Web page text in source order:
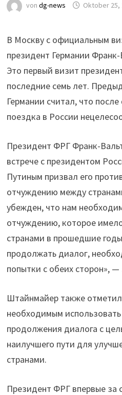
von dg-news Oktober 25,
В Москву с официальным
президент Германии
Это первый визит
последние семь лет.
Германии считал, что
поездка в России
Президент ФРГ Франк-
встрече с президентом
Путиным призвал его
отчуждению между
убежден, что нам
отчуждению, которое
странами в прошедшие
продолжать диалог,
попытки с обеих сторон», —
Штайнмайер также
необходимым
продолжения диалога с
наилучшего пути для
странами.
Президент ФРГ впервые за